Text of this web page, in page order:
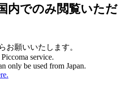
内でのみ閲覧いただ
お願いいたします。
service.
only be used from Japan.